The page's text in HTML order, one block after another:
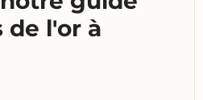
de l'or à